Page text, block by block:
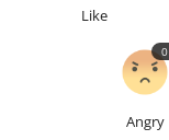
Like
Angry
0